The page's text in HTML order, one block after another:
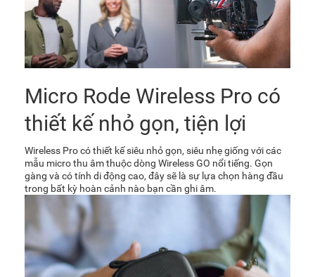
Micro Rode Wireless Pro có
thiết kế nhỏ gọn, tiện lợi
Wireless Pro có thiết kế siêu nhỏ gọn, siêu nhẹ giống với các
mẫu micro thu âmthuộc dòng Wireless GO nổi tiếng. Gọn
gàng và có tính di động cao, đây sẽ là sự lựa chọn hàng đầu
trong bất kỳ hoàn cảnh nào bạn cần ghi âm.